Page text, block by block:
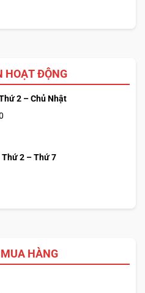
HOẠT ĐỘNG
2 – Chủ Nhật
Thứ 2 – Thứ 7
HÀNG